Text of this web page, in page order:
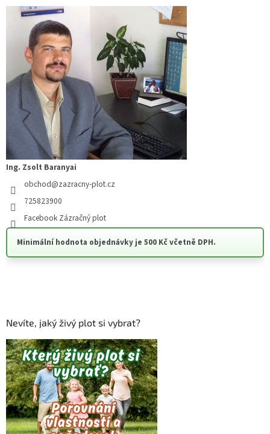
Ing. Zsolt Baranyai
obchod@zazracny-plot.cz
725823900
Facebook Zázračný plot
Minimální hodnota objednávky je 500 Kč včetně DPH.
Nevíte, jaký živý plot si vybrat?